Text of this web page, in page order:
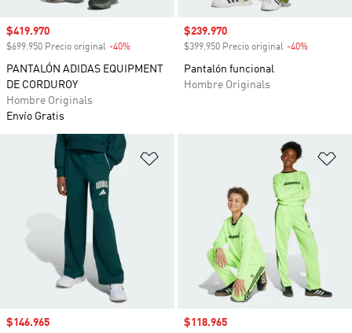
Precio de venta
$419.970
$699.950 Precio original -40%
PANTALÓN ADIDAS EQUIPMENT
DE CORDUROY
Hombre Originals
Envío Gratis
Precio de venta
$239.970
$399.950 Precio original -40%
Pantalón funcional
Hombre Originals
Añadir a la lista de deseos
Precio de venta
$146.965 Precio de venta
$118.965